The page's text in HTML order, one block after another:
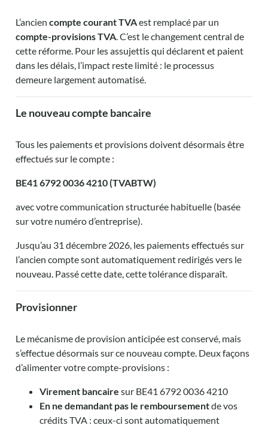
L’anciencompte courant TVAest remplacé par un
compte-provisions TVA. C’est le changement central de
cette réforme. Pour les assujettis qui déclarent et paient
dans les délais, l’impact reste limité : le processus
demeure largement automatisé.
Le nouveau compte bancaire
Tous les paiements et provisions doivent désormais être
effectués sur le compte :
BE41 6792 0036 4210 (TVABTW)
avec votre communication structurée habituelle (basée
sur votre numéro d’entreprise).
Jusqu’au 31 décembre 2026, les paiements effectués sur
l’ancien compte sont automatiquement redirigés vers le
nouveau. Passé cette date, cette tolérance disparaît.
Provisionner
Le mécanisme de provision anticipée est conservé, mais
s’effectue désormais sur ce nouveau compte. Deux façons
d’alimenter votre compte-provisions :
Virement bancaire sur BE41 6792 0036 4210
En ne demandant pas le remboursementde vos
crédits TVA : ceux-ci sont automatiquement